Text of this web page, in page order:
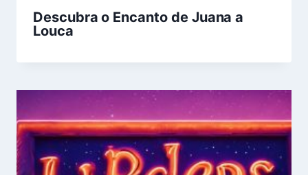
Descubra o Encanto de Juana a
Louca